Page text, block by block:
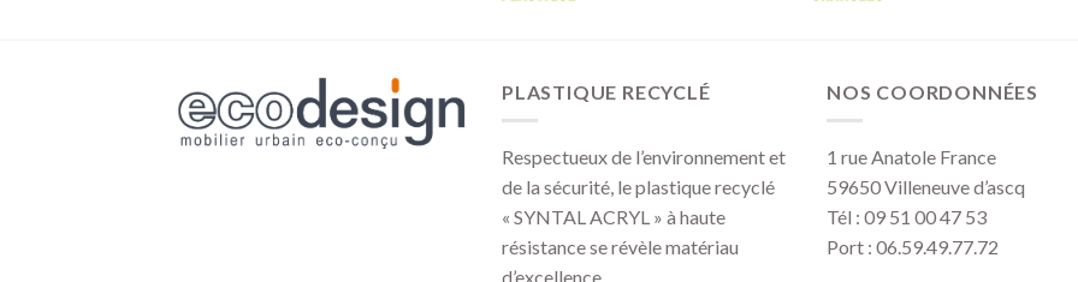
PLASTIQUE RECYCLÉ
Respectueux de l’environnement et
de la sécurité, le plastique recyclé
« SYNTAL ACRYL » à haute
résistance se révèle matériau
d’excellence.
NOS COORDONNÉES
1 rue Anatole France
59650 Villeneuve d’ascq
Tél : 09 51 00 47 53
Port : 06.59.49.77.72